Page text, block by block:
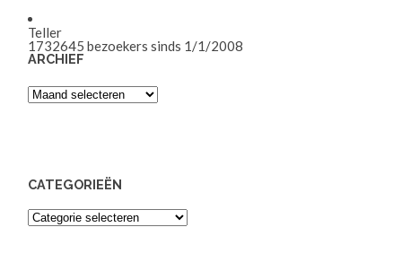
Teller
1732645 bezoekers sinds 1/1/2008
ARCHIEF
Archief
CATEGORIEËN
Categorieën